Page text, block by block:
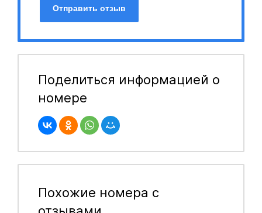
Отправить отзыв
Поделиться информацией о
номере
Похожие номера с